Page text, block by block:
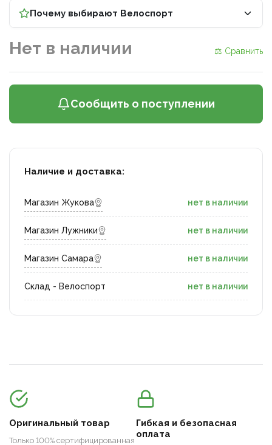
Почему выбирают Велоспорт
Нет в наличии ⚖ Сравнить
Сообщить о поступлении
Наличие и доставка:
Магазин Жукова нет в наличии
Магазин Лужники нет в наличии
Магазин Самара нет в наличии
Склад - Велоспорт нет в наличии
Оригинальный товар
Только 100% сертифицированная
Гибкая и безопасная
оплата